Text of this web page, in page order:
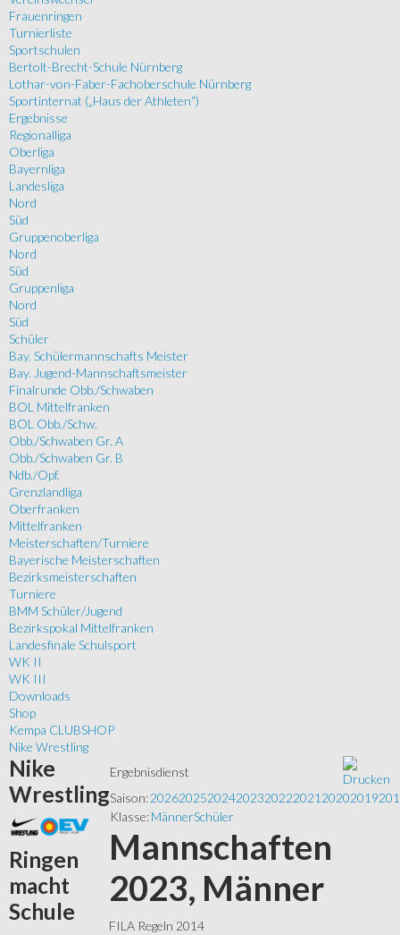
Frauenringen
Turnierliste
Sportschulen
Bertolt-Brecht-Schule Nürnberg
Lothar-von-Faber-Fachoberschule Nürnberg
Sportinternat („Haus der Athleten“)
Ergebnisse
Regionalliga
Oberliga
Bayernliga
Landesliga
Nord
Süd
Gruppenoberliga
Nord
Süd
Gruppenliga
Nord
Süd
Schüler
Bay. Schülermannschafts Meister
Bay. Jugend-Mannschaftsmeister
Finalrunde Obb./Schwaben
BOL Mittelfranken
BOL Obb./Schw.
Obb./Schwaben Gr. A
Obb./Schwaben Gr. B
Ndb./Opf.
Grenzlandliga
Oberfranken
Mittelfranken
Meisterschaften/Turniere
Bayerische Meisterschaften
Bezirksmeisterschaften
Turniere
BMM Schüler/Jugend
Bezirkspokal Mittelfranken
Landesfinale Schulsport
WK II
WK III
Downloads
Shop
Kempa CLUBSHOP
Nike Wrestling
Ergebnisdienst
Saison:202620252024202320222021 20202019
Klasse:MännerSchüler
Mannschaften
2023, Männer
FILA Regeln 2014
Nike
Wrestling
Ringen
macht
Schule